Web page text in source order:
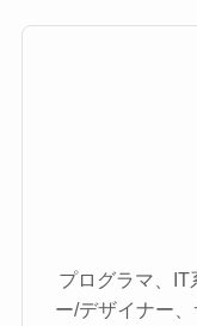
プログラマ、IT
ー/デザイナー